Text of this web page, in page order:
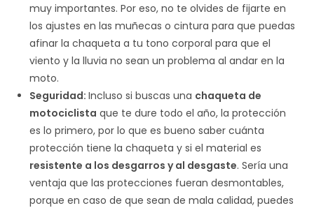
muy importantes. Por eso, no te olvides de fijarte en
los ajustes en las muñecas o cintura para que puedas
afinar la chaqueta a tu tono corporal para que el
viento y la lluvia no sean un problema al andar en la
moto.
Seguridad:Incluso si buscas una chaqueta de
motociclista que te dure todo el año, la protección
es lo primero, por lo que es bueno saber cuánta
protección tiene la chaqueta y si el material es
resistente a los desgarros y al desgaste. Sería una
ventaja que las protecciones fueran desmontables,
porque en caso de que sean de mala calidad, puedes